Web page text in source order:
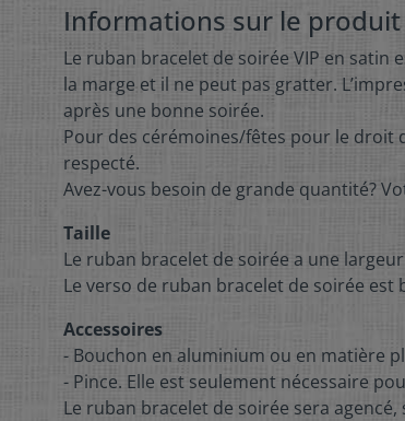
Informations sur le
Le ruban bracelet de soirée VIP en
la marge et il ne peut pas gratter.
après une bonne soirée.
Pour des cérémoines/fêtes pour le droit
respecté.
Avez-vous besoin de grande quantité?
Taille
Le ruban bracelet de soirée a une
Le verso de ruban bracelet de soirée est
Accessoires
- Bouchon en aluminium ou en matière
- Pince. Elle est seulement nécessaire
Le ruban bracelet de soirée sera